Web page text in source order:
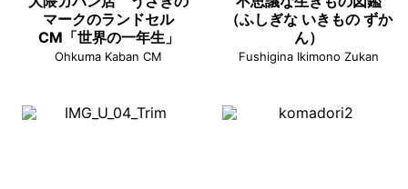
マークのランドセル
CM「世界の一年生」
Ohkuma Kaban CM
（ふしぎな いきもの ずか
ん）
Fushigina Ikimono Zukan